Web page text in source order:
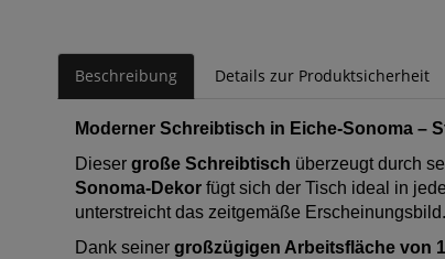
Beschreibung Details zur Produktsicherheit
Moderner Schreibtisch in Eiche-Sonoma –
Dieser große Schreibtisch überzeugt durch
Sonoma-Dekor fügt sich der Tisch ideal in
unterstreicht das zeitgemäße Erscheinungsbild.
Dank seiner großzügigen Arbeitsfläche von